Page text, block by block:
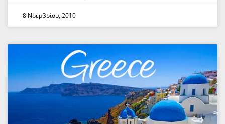
8 Νοεμβρίου, 2010